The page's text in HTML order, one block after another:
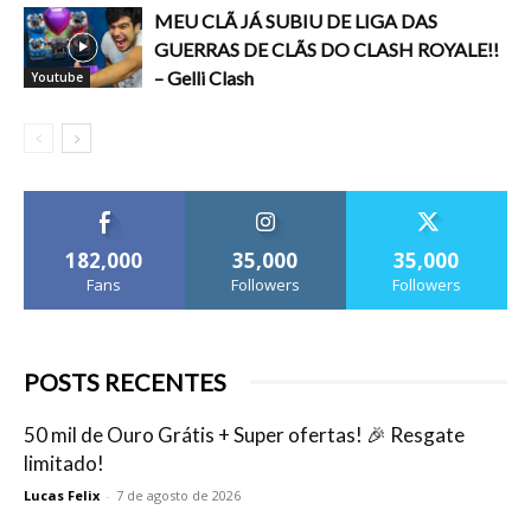
Youtube
MEU CLÃ JÁ SUBIU DE LIGA DAS
GUERRAS DE CLÃS DO CLASH ROYALE!!
– Gelli Clash
182,000
Fans
35,000
Followers
35,000
Followers
POSTS RECENTES
50 mil de Ouro Grátis + Super ofertas! 🎉 Resgate
limitado!
Lucas Felix - 7 de agosto de 2026